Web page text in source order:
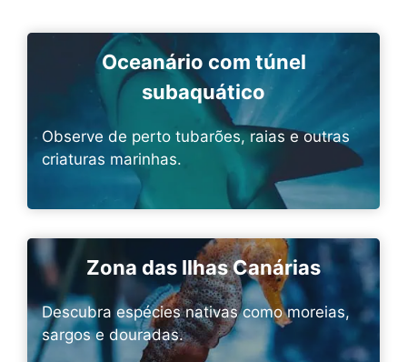
Oceanário com túnel
subaquático
Observe de perto tubarões, raias e outras
criaturas marinhas.
Zona das Ilhas Canárias
Descubra espécies nativas como moreias,
sargos e douradas.